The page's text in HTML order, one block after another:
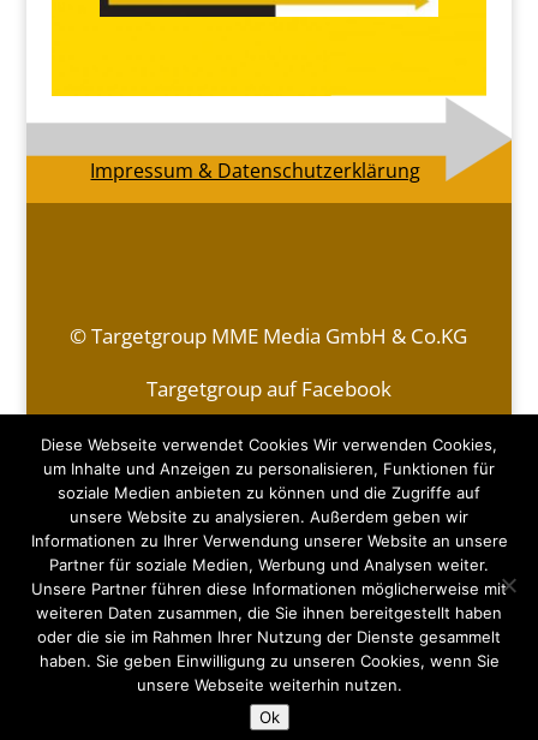
Impressum & Datenschutzerklärung
© Targetgroup MME Media GmbH & Co.KG
Targetgroup auf Facebook
Kontakt|Impressum & Datenschutzerklärung
Monja Ebeert
Mobil (DE):+49 (0)170 - 498 77 55
E-Mail:monja.ebeert@targetgroup-media.de
Michael Ebeert
Mobil (DE):+49 (0)151 - 15 21 72 78
Mobil (AUT): +43 (0)676 - 920 13 20
E-Mail:michael.ebeert@targetgroup.at
Diese Webseite verwendet Cookies Wir verwenden Cookies,
um Inhalte und Anzeigen zu personalisieren, Funktionen für
soziale Medien anbieten zu können und die Zugriffe auf
unsere Website zu analysieren. Außerdem geben wir
Informationen zu Ihrer Verwendung unserer Website an unsere
Partner für soziale Medien, Werbung und Analysen weiter.
Unsere Partner führen diese Informationen möglicherweise mit
weiteren Daten zusammen, die Sie ihnen bereitgestellt haben
oder die sie im Rahmen Ihrer Nutzung der Dienste gesammelt
haben. Sie geben Einwilligung zu unseren Cookies, wenn Sie
unsere Webseite weiterhin nutzen.
Ok